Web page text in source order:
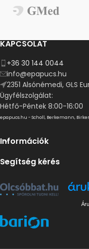
KAPCSOLAT
+36 30 144 0044
info@epapucs.hu
2351 Alsónémedi, GLS
Ügyfélszolgálat:
Hétfő-Péntek 8:00-16:00
epapucs.hu - Scholl, Berkemann,
Információk
Segítség kérés